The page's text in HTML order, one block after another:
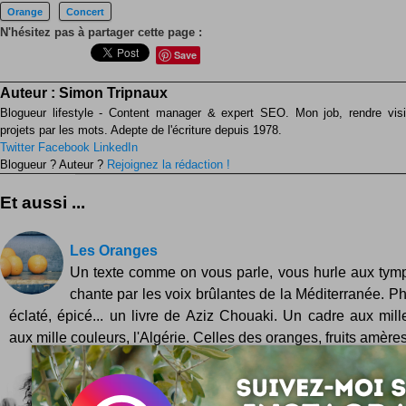
Orange Concert
N'hésitez pas à partager cette page :
Save
Auteur : Simon Tripnaux
Blogueur lifestyle - Content manager & expert SEO. Mon job, rendre
projets par les mots. Adepte de l'écriture depuis 1978.
Twitter Facebook LinkedIn
Blogueur ? Auteur ? Rejoignez la rédaction !
Et aussi ...
Les Oranges
Un texte comme on vous parle, vous hurle aux
chante par les voix brûlantes de la Méditerranée.
éclaté, épicé... un livre de Aziz Chouaki. Un cadre aux
aux mille couleurs, l'Algérie. Celles des oranges, fruits
Like a Madonna